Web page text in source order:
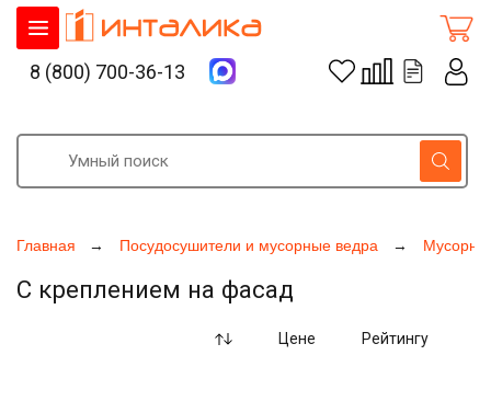
Главная Посудосушители и мусорные ведра
С креплением на фасад
Цене Рейтингу
8 (800) 700-36-13